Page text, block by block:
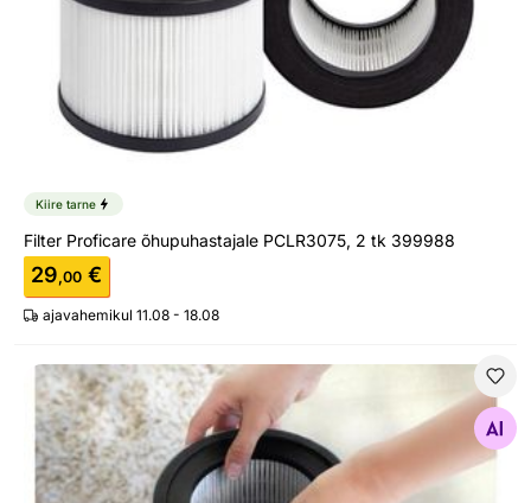
Kiire tarne
Filter Proficare õhupuhastajale PCLR3075, 2 tk 399988
29,00 €
ajavahemikul 11.08 - 18.08
Vahetusfilter Soehnle Airfresh Clean 400 õhupuhastajale
Otsi sarnaseid